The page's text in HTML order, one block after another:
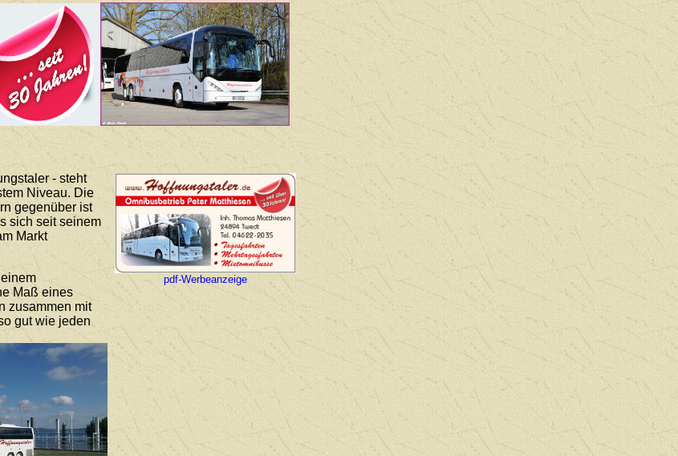
- steht
Niveau. Die
gegenüber ist
sich seit seinem
Markt
Maß eines
zusammen mit
gut wie jeden
pdf-Werbeanzeige